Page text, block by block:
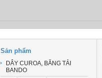
Sản phẩm
DÂY CUROA, BĂNG TẢI
BANDO